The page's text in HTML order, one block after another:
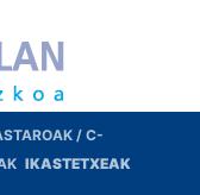
/ C-
IKASTETXEAK